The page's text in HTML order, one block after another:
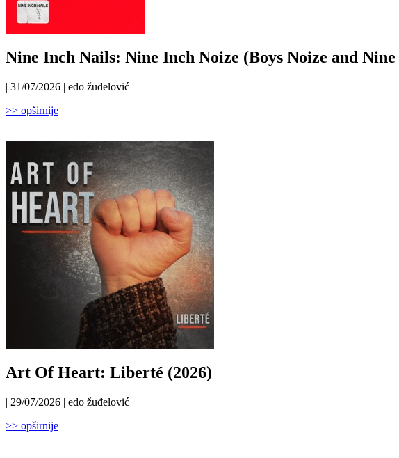
Nine Inch Nails: Nine Inch Noize (Boys Noize and
| 31/07/2026 | edo žuđelović |
>> opširnije
Art Of Heart: Liberté (2026)
| 29/07/2026 | edo žuđelović |
>> opširnije